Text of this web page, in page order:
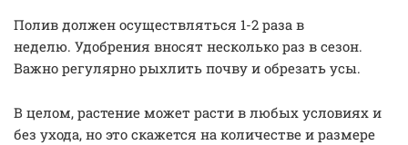
Полив должен осуществляться 1-2 раза в
неделю. Удобрения вносят несколько раз в сезон.
Важно регулярно рыхлить почву и обрезать усы.
В целом, растение может расти в любых условиях и
без ухода, но это скажется на количестве и размере